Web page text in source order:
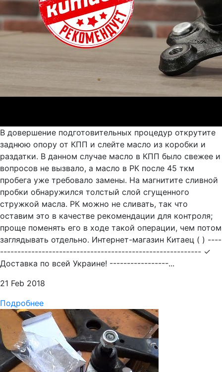
В довершение подготовительных процедур открутите
заднюю опору от КПП и слейте масло из коробки и
раздатки. В данном случае масло в КПП было свежее и
вопросов не вызвало, а масло в РК после 45 ткм
пробега уже требовало замены. На магнитите сливной
пробки обнаружился толстый слой сгущенного
стружкой масла. РК можно не сливать, так что
оставим это в качестве рекомендации для контроля;
проще поменять его в ходе такой операции, чем потом
заглядывать отдельно. Интернет-магазин Китаец ( ) ----
---------------------------------------------------------- ✓
Доставка по всей Украине! -----------------...
21 Feb 2018
Подробнее